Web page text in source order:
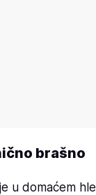
brašno
u domaćem